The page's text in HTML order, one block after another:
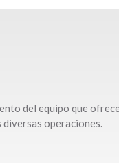
del equipo que
operaciones.